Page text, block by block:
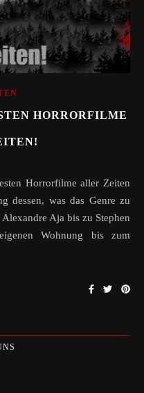
HORRORFILME
dessen, was das Genre zu
Aja bis zu Stephen
Wohnung bis zum